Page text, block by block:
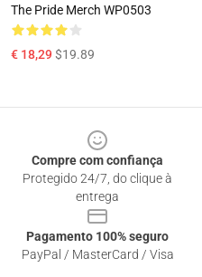
The Pride Merch WP0503
€ 18,29$19.89
Compre com confiança
Protegido 24/7, do clique à
entrega
Pagamento 100% seguro
PayPal / MasterCard / Visa